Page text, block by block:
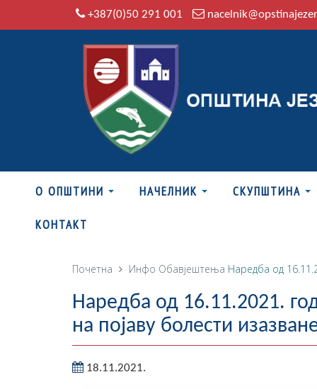
+387(0)50 291 001
О ОПШТИНИ НАЧЕЛНИК СКУПШТИНА
КОНТАКТ
Почетна Инфо Обавјештења Наредба од
Наредба од 16.11.2021.
на појаву болести
18.11.2021.